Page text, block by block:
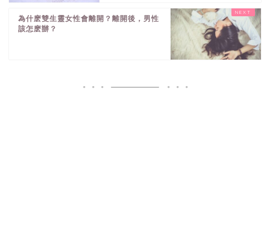
為什麽雙生靈女性會離開？離開後，男性
該怎麽辦？